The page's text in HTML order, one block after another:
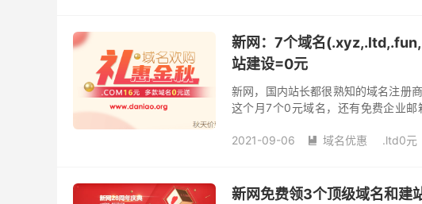
新网：7个域名
站建设=0元
新网，国内站长都很熟知的域名注册
这个月7个0元域名，还有免费企业
2021-09-06  域名优惠 .ltd0元
新网免费领3个顶级域名和建